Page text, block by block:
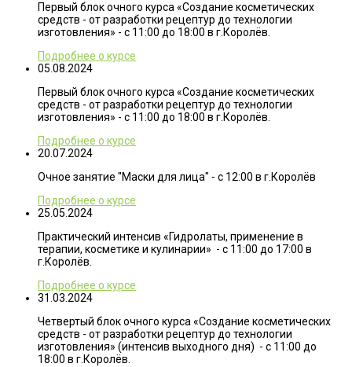
Первый блок очного курса «Создание косметических
средств - от разработки рецептур до технологии
изготовления» - с 11:00 до 18:00 в г.Королёв.
Подробнее о курсе
05.08.2024
Первый блок очного курса «Создание косметических
средств - от разработки рецептур до технологии
изготовления» - с 11:00 до 18:00 в г.Королёв.
Подробнее о курсе
20.07.2024
Очное занятие "Маски для лица" - с 12:00 в г.Королёв
Подробнее о курсе
25.05.2024
Практический интенсив «Гидролаты, применение в
терапии, косметике и кулинарии» - с 11:00 до 17:00 в
г.Королёв.
Подробнее о курсе
31.03.2024
Четвертый блок очного курса «Создание косметических
средств - от разработки рецептур до технологии
изготовления» (интенсив выходного дня) - с 11:00 до
18:00 в г.Королёв.